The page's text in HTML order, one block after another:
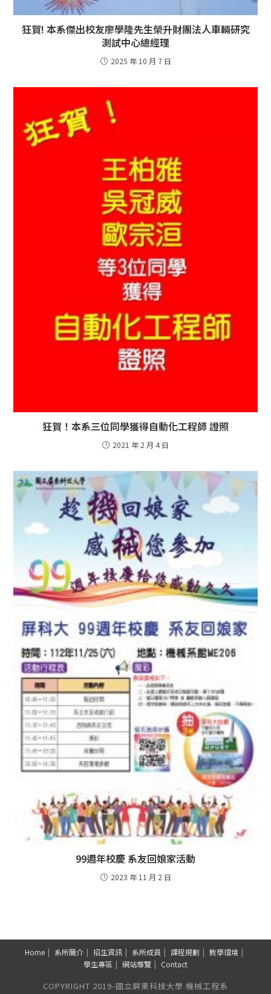
狂賀! 本系傑出校友廖學隆先生榮升財團法人車輛研究
測試中心總經理
2025 年 10 月 7 日
狂賀！本系三位同學獲得自動化工程師 證照
2021 年 2 月 4 日
99週年校慶 系友回娘家活動
2023 年 11 月 2 日
Home 系所簡介 招生資訊 系所成員 課程規劃
教學環境
學生專區
網站導覽 Contact
COPYRIGHT 2019-國立屏東科技大學 機械工程系